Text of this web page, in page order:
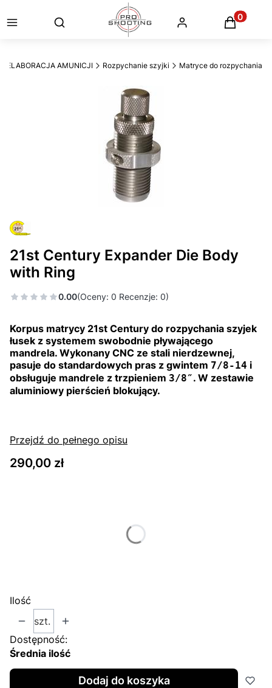
Otwórz wyszukiwarkę
ELABORACJA AMUNICJI Rozpychanie szyjki Matryce do rozpychania
21st Century Expander Die Body
with Ring
0.00(Oceny: 0 Recenzje: 0)
Korpus matrycy 21st Century do rozpychania szyjek
łusek z systemem swobodnie pływającego
mandrela. Wykonany CNC ze stali nierdzewnej,
pasuje do standardowych pras z gwintem 7/8-14 i
obsługuje mandrele z trzpieniem 3/8″. W zestawie
aluminiowy pierścień blokujący.
Przejdź do pełnego opisu
Cena
290,00 zł
Ilość
szt.
Dostępność:
Średnia ilość
Dodaj do koszyka